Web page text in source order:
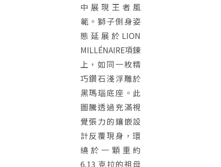
中展現王者風
範。獅子側身姿
態延展於LION
MILLÉNAIRE項鍊
上，如同一枚精
巧鑽石淺浮雕於
黑瑪瑙底座。此
圖騰透過充滿視
覺張力的鑲嵌設
計反覆現身，環
繞於一顆重約
6.13 克拉的祖母